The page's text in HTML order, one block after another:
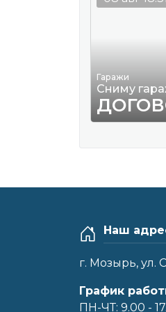
Гаражи
Сниму
Наш
г. Мозырь, ул.
График
ПН-ЧТ: 9.00 -